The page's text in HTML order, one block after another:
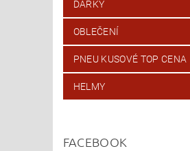
DÁRKY
OBLEČENÍ
PNEU KUSOVÉ TOP CENA
HELMY
FACEBOOK